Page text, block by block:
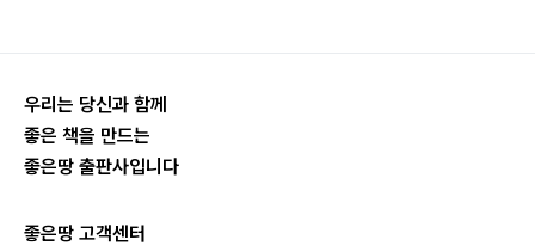
우리는 당신과 함께
좋은 책을 만드는
좋은땅 출판사입니다
좋은땅 고객센터